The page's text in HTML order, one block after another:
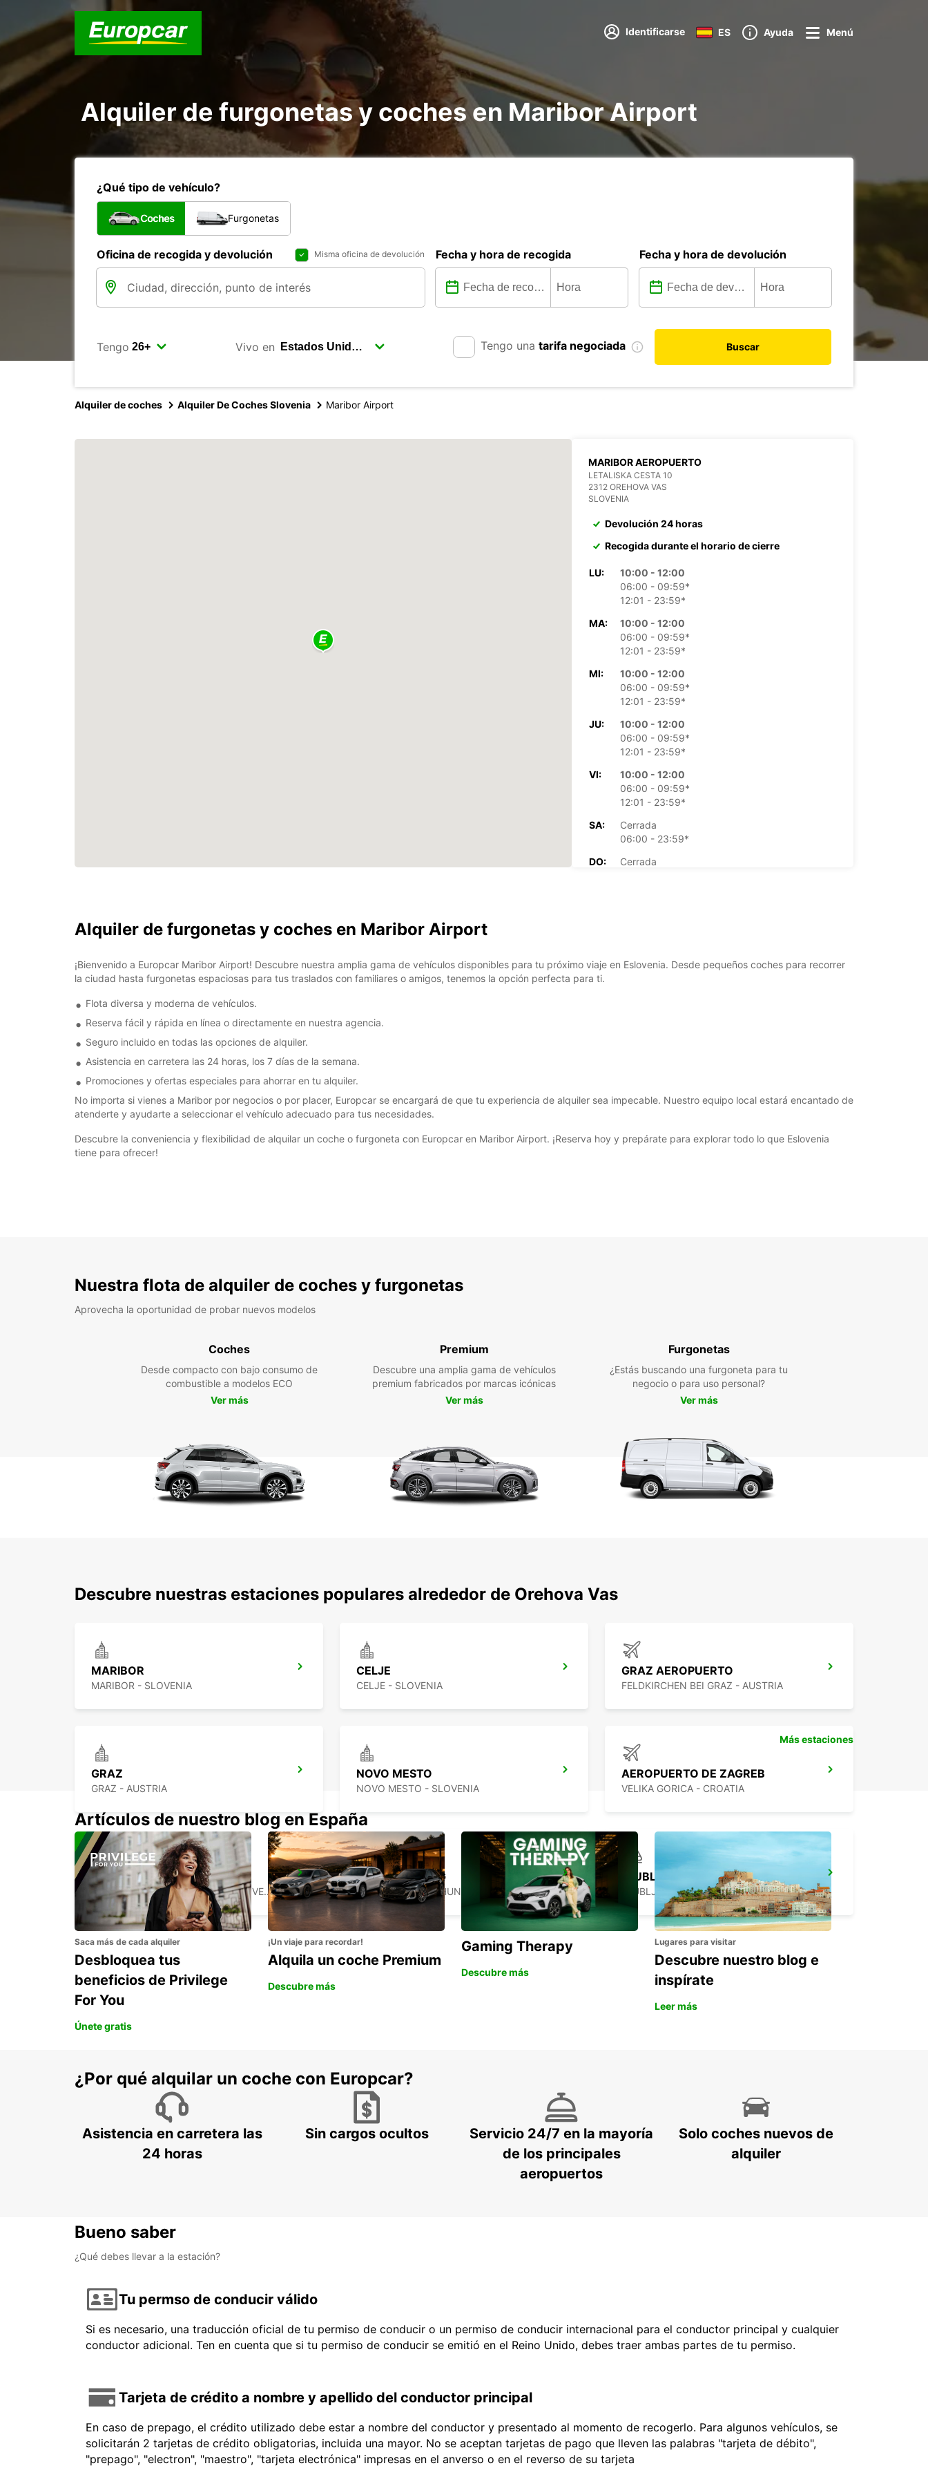
Identificarse ES Ayuda Menú
Alquiler de furgonetas y coches en Maribor Airport
¿Qué tipo de vehículo?
Coches Furgonetas
Oficina de recogida y devolución Misma oficina de devolución Fecha y hora de recogida Fecha y hora de devolución
Tengo Vivo en Tengo una tarifa negociada Buscar
Alquiler de coches Alquiler De Coches Slovenia Maribor Airport
MARIBOR AEROPUERTO
LETALISKA CESTA 10
2312 OREHOVA VAS
SLOVENIA
Devolución 24 horas
Recogida durante el horario de cierre
LU:
10:00 - 12:00
06:00 - 09:59*
12:01 - 23:59*
MA:
10:00 - 12:00
06:00 - 09:59*
12:01 - 23:59*
MI:
10:00 - 12:00
06:00 - 09:59*
12:01 - 23:59*
JU:
10:00 - 12:00
06:00 - 09:59*
12:01 - 23:59*
VI:
10:00 - 12:00
06:00 - 09:59*
12:01 - 23:59*
SA:
Cerrada
06:00 - 23:59*
DO:
Cerrada
+386 (31) 382054
Alquiler de furgonetas y coches en Maribor Airport
¡Bienvenido a Europcar Maribor Airport! Descubre nuestra amplia gama de vehículos disponibles para tu próximo viaje en Eslovenia. Desde pequeños coches para recorrer
la ciudad hasta furgonetas espaciosas para tus traslados con familiares o amigos, tenemos la opción perfecta para ti.
Flota diversa y moderna de vehículos.
Reserva fácil y rápida en línea o directamente en nuestra agencia.
Seguro incluido en todas las opciones de alquiler.
Asistencia en carretera las 24 horas, los 7 días de la semana.
Promociones y ofertas especiales para ahorrar en tu alquiler.
No importa si vienes a Maribor por negocios o por placer, Europcar se encargará de que tu experiencia de alquiler sea impecable. Nuestro equipo local estará encantado de
atenderte y ayudarte a seleccionar el vehículo adecuado para tus necesidades.
Descubre la conveniencia y flexibilidad de alquilar un coche o furgoneta con Europcar en Maribor Airport. ¡Reserva hoy y prepárate para explorar todo lo que Eslovenia
tiene para ofrecer!
Nuestra flota de alquiler de coches y furgonetas
Aprovecha la oportunidad de probar nuevos modelos
Coches
Desde compacto con bajo consumo de
combustible a modelos ECO
Ver más
Premium
Descubre una amplia gama de vehículos
premium fabricados por marcas icónicas
Ver más
Furgonetas
¿Estás buscando una furgoneta para tu
negocio o para uso personal?
Ver más
Descubre nuestras estaciones populares alrededor de Orehova Vas
MARIBOR
MARIBOR - SLOVENIA
CELJE
CELJE - SLOVENIA
GRAZ AEROPUERTO
FELDKIRCHEN BEI GRAZ - AUSTRIA
GRAZ
GRAZ - AUSTRIA
NOVO MESTO
NOVO MESTO - SLOVENIA
AEROPUERTO DE ZAGREB
VELIKA GORICA - CROATIA
LJUBLJANA AEROPUERTO
ZGORNJI BRNIK AERODROM - SLOVENIA
ZALAEGERSZEG
ZALAEGERSZEG - HUNGARY LJUBLJANA - SLOVENIA
Más estaciones
Artículos de nuestro blog en España
Saca más de cada alquiler
Desbloquea tus
beneficios de Privilege
For You
Únete gratis
¡Un viaje para recordar!
Alquila un coche Premium
Descubre más
Gaming Therapy
Descubre más
Lugares para visitar
Descubre nuestro blog e
inspírate
Leer más
¿Por qué alquilar un coche con Europcar?
Asistencia en carretera las
24 horas
Sin cargos ocultos
Servicio 24/7 en la mayoría
de los principales
aeropuertos
Solo coches nuevos de
alquiler
Bueno saber
¿Qué debes llevar a la estación?
Tu permso de conducir válido
Si es necesario, una traducción oficial de tu permiso de conducir o un permiso de conducir internacional para el conductor principal y cualquier
conductor adicional. Ten en cuenta que si tu permiso de conducir se emitió en el Reino Unido, debes traer ambas partes de tu permiso.
Tarjeta de crédito a nombre y apellido del conductor principal
En caso de prepago, el crédito utilizado debe estar a nombre del conductor y presentado al momento de recogerlo. Para algunos vehículos, se
solicitarán 2 tarjetas de crédito obligatorias, incluida una mayor. No se aceptan tarjetas de pago que lleven las palabras "tarjeta de débito",
"prepago", "electron", "maestro", "tarjeta electrónica" impresas en el anverso o en el reverso de su tarjeta